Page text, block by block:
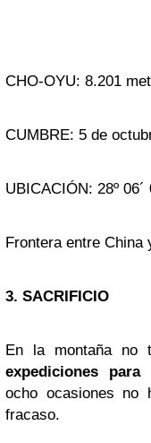
CHO-OYU: 8.201
CUMBRE: 5 de
UBICACIÓN: 28º 06´
Frontera entre China
3. SACRIFICIO
En la montaña no
expediciones
ocho ocasiones no
fracaso.